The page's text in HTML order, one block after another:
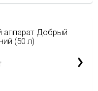
аппарат Добрый
(50 л)